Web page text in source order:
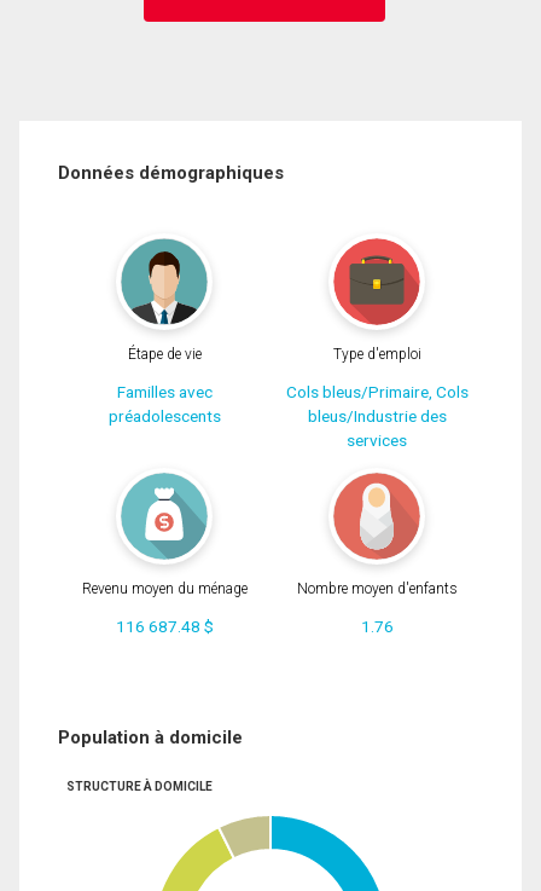
Données démographiques
Étape de vie
Familles avec
préadolescents
Type d'emploi
Cols bleus/Primaire, Cols
bleus/Industrie des
services
Revenu moyen du ménage
116 687.48 $
Nombre moyen d'enfants
1.76
Population à domicile
STRUCTURE À DOMICILE